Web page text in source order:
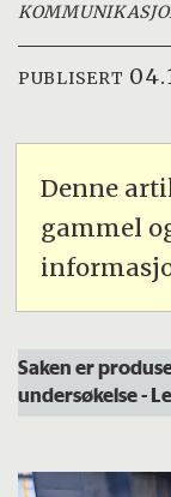
PUBLISERT
Denne
gammel
Saken er
undersøkelse-